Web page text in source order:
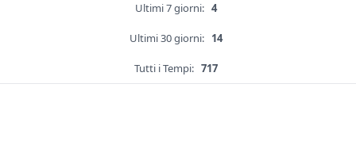
Ultimi 7 giorni: 4
Ultimi 30 giorni: 14
Tutti i Tempi: 717